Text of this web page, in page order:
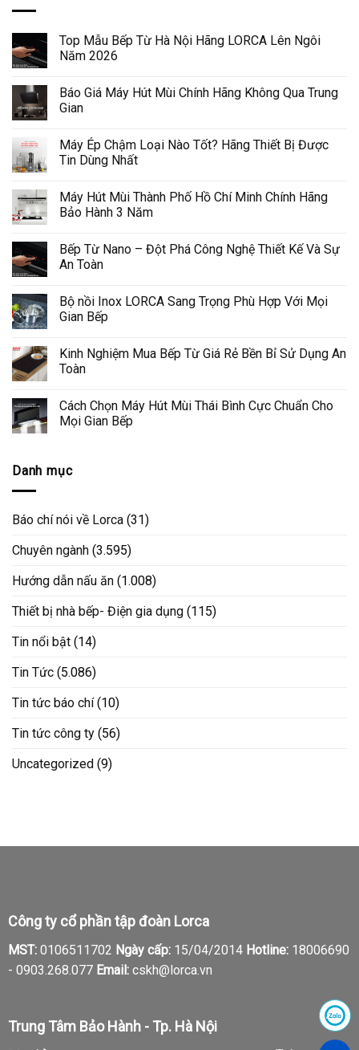
Top Mẫu Bếp Từ Hà Nội Hãng LORCA Lên Ngôi
Năm 2026
Báo Giá Máy Hút Mùi Chính Hãng Không Qua Trung
Gian
Máy Ép Chậm Loại Nào Tốt? Hãng Thiết Bị Được
Tin Dùng Nhất
Máy Hút Mùi Thành Phố Hồ Chí Minh Chính Hãng
Bảo Hành 3 Năm
Bếp Từ Nano – Đột Phá Công Nghệ Thiết Kế Và Sự
An Toàn
Bộ nồi Inox LORCA Sang Trọng Phù Hợp Với Mọi
Gian Bếp
Kinh Nghiệm Mua Bếp Từ Giá Rẻ Bền Bỉ Sử Dụng An
Toàn
Cách Chọn Máy Hút Mùi Thái Bình Cực Chuẩn Cho
Mọi Gian Bếp
Danh mục
Báo chí nói về Lorca (31)
Chuyên ngành (3.595)
Hướng dẫn nấu ăn (1.008)
Thiết bị nhà bếp- Điện gia dụng (115)
Tin nổi bật (14)
Tin Tức (5.086)
Tin tức báo chí(10)
Tin tức công ty (56)
Uncategorized (9)
Công ty cổ phần tập đoàn Lorca
MST:0106511702 Ngày cấp:15/04/2014 Hotline:18006690
- 0903.268.077 Email:cskh@lorca.vn
Trung Tâm Bảo Hành - Tp. Hà Nội